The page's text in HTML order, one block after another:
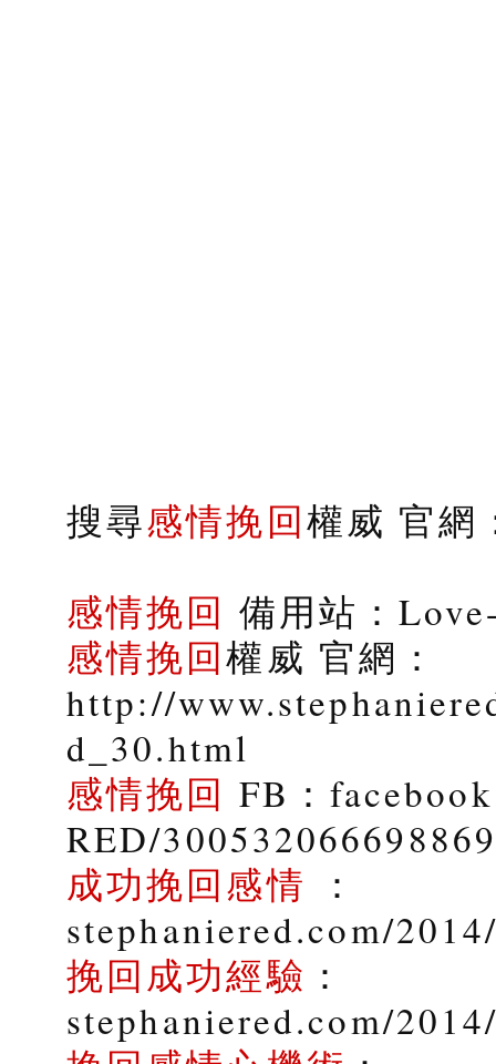
搜尋感情挽回權威 官網
感情挽回 備用站：
感情挽回權威 官網：
http://
d_30.html
感情挽回 FB：
RED/300532066698869
成功挽回感情 ：
stephaniered.com/
挽回成功經驗 ：
stephaniered.com/